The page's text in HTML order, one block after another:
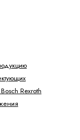
Rexroth